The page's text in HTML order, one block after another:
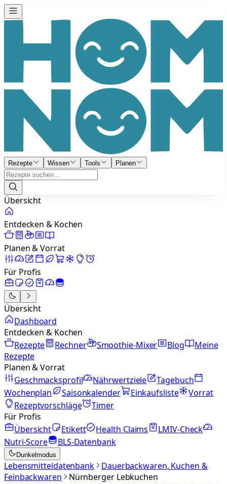
Rezepte Wissen Tools Planen
Übersicht
Entdecken & Kochen
Planen & Vorrat
Für Profis
Übersicht
Dashboard
Entdecken & Kochen
Rezepte
Rechner Smoothie-Mixer Blog
Meine
Rezepte
Planen & Vorrat
Geschmacksprofil
Nährwertziele
Tagebuch
Wochenplan
Saisonkalender Einkaufsliste
Vorrat
Rezeptvorschläge
Timer
Für Profis
Übersicht
Etikett Health Claims
LMIV-Check
Nutri-Score
BLS-Datenbank
Dunkelmodus
Lebensmitteldatenbank
Dauerbackwaren, Kuchen &
Feinbackwaren
Nürnberger Lebkuchen